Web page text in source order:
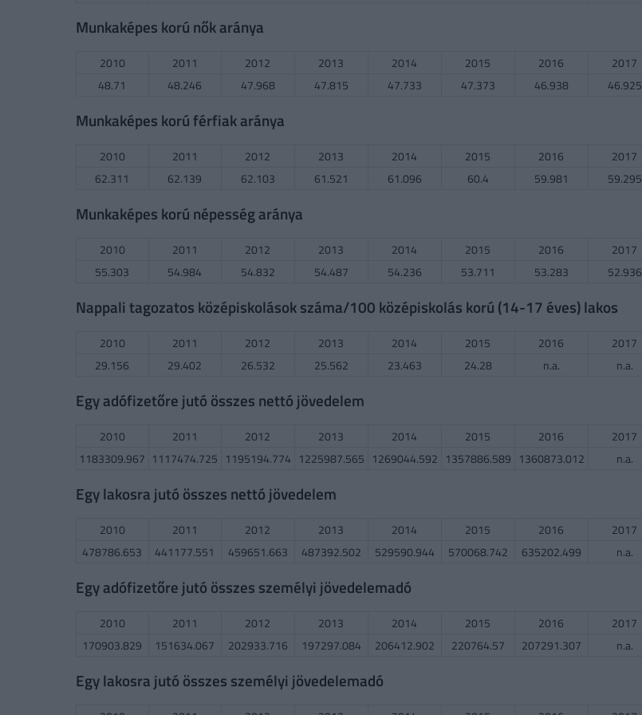
Munkaképes korú nők aránya
2010 2011 2012 2013 2014 2015 2016
2017
48.71
48.246 47.968 47.815 47.733 47.373 46.938 46.925
Munkaképes korú férfiak aránya
2010 2011 2012 2013 2014 2015 2016
2017
62.311
62.139 62.103 61.521 61.096 60.4 59.981 59.295
Munkaképes korú népesség aránya
2010 2011 2012 2013 2014 2015 2016
2017
55.303
54.984 54.832 54.487 54.236 53.711 53.283 52.936
Nappali tagozatos középiskolások száma/100 középiskolás korú (14-17 éves) lakos
2010 2011 2012 2013 2014 2015 2016
2017
29.156
29.402 26.532 25.562 23.463 24.28 n.a. n.a.
Egy adófizetőre jutó összes nettó jövedelem
2010 2011 2012 2013 2014 2015 2016
2017
1183309.967 1117474.725 1195194.774 1225987.565 1269044.592 1357886.589 1360873.012 n.a.
Egy lakosra jutó összes nettó jövedelem
2010 2011 2012 2013 2014 2015 2016
2017
478786.653
441177.551 459651.663 487392.502 529590.944 570068.742 635202.499 n.a.
Egy adófizetőre jutó összes személyi jövedelemadó
2010 2011 2012 2013 2014 2015 2016
2017
170903.829
151634.067 202933.716 197297.084 206412.902 220764.57 207291.307 n.a.
Egy lakosra jutó összes személyi jövedelemadó